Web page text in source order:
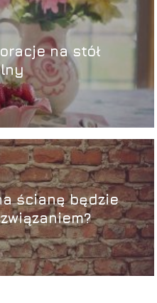
na stół
ścianę będzie